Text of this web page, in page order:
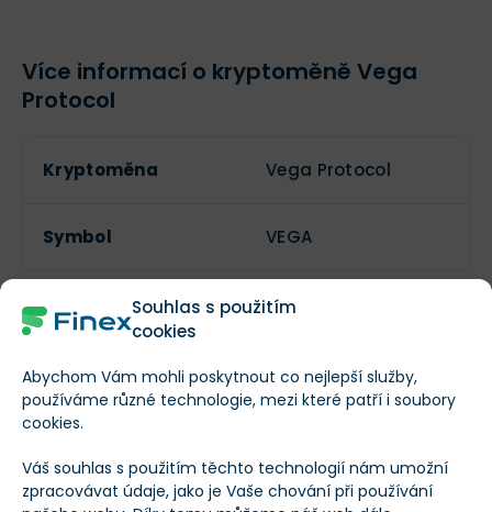
Souhlas s použitím
cookies
Abychom Vám mohli poskytnout co nejlepší služby,
používáme různé technologie, mezi které patří i soubory
cookies.
Váš souhlas s použitím těchto technologií nám umožní
zpracovávat údaje, jako je Vaše chování při používání
Více informací o kryptoměně Vega
Protocol
Kryptoměna Vega Protocol
Symbol VEGA
Lze těžit?
Aktuální počet
tokenů
62 397 013
Maximální počet
64 999 723